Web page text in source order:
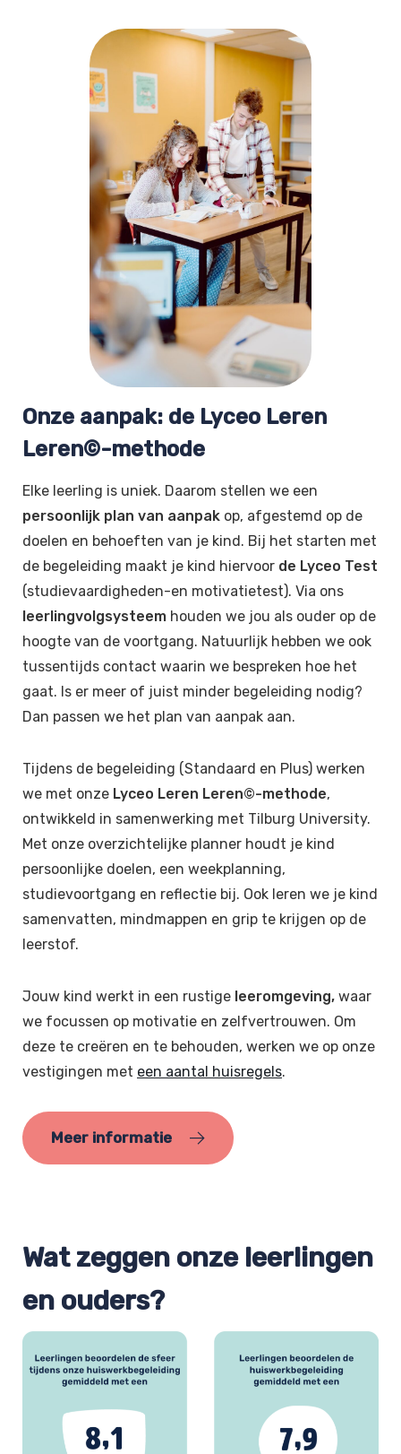
Onze aanpak: de Lyceo Leren
Leren©-methode
Elke leerling is uniek. Daarom stellen we een
persoonlijk plan van aanpak op, afgestemd op de
doelen en behoeften van je kind. Bij het starten met
de begeleiding maakt je kind hiervoor de Lyceo Test
(studievaardigheden-en motivatietest). Via ons
leerlingvolgsysteem houden we jou als ouder op de
hoogte van de voortgang. Natuurlijk hebben we ook
tussentijds contact waarin we bespreken hoe het
gaat. Is er meer of juist minder begeleiding nodig?
Dan passen we het plan van aanpak aan.
Tijdens de begeleiding (Standaard en Plus) werken
we met onze Lyceo Leren Leren©-methode,
ontwikkeld in samenwerking met Tilburg University.
Met onze overzichtelijke planner houdt je kind
persoonlijke doelen, een weekplanning,
studievoortgang en reflectie bij. Ook leren we je kind
samenvatten, mindmappen en grip te krijgen op de
leerstof.
Jouw kind werkt in een rustige leeromgeving, waar
we focussen op motivatie en zelfvertrouwen. Om
deze te creëren en te behouden, werken we op onze
vestigingen met een aantal huisregels.
Meer informatie
Wat zeggen onze leerlingen
en ouders?